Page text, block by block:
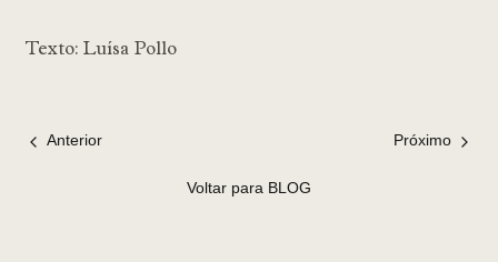
Texto: Luísa Pollo
Anterior
Voltar para BLOG
Próximo